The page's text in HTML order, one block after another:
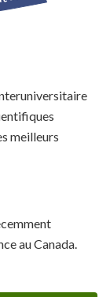
meilleurs
au Canada.